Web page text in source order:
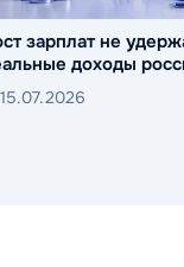
зарплат не
доходы
15.07.2026